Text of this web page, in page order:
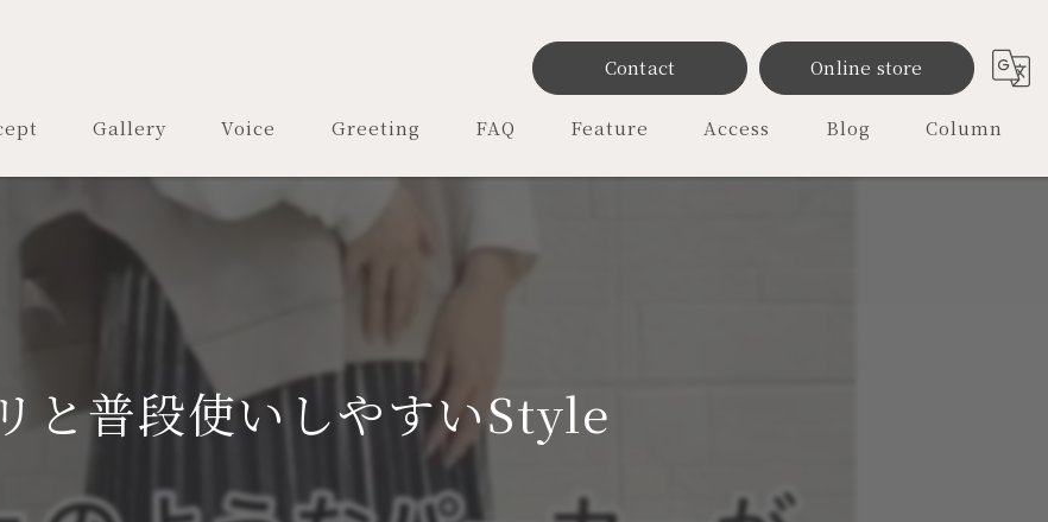
Contact Online store
Gallery Voice Greeting FAQ Feature
セレクトショップ
Access Blog Column
と普段使いしやすいStyle